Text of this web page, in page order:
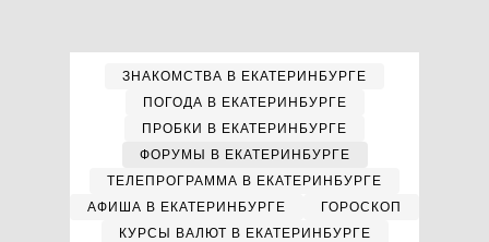
ЗНАКОМСТВА В ЕКАТЕРИНБУРГЕ
ПОГОДА В ЕКАТЕРИНБУРГЕ
ПРОБКИ В ЕКАТЕРИНБУРГЕ
ФОРУМЫ В ЕКАТЕРИНБУРГЕ
ТЕЛЕПРОГРАММА В ЕКАТЕРИНБУРГЕ
АФИША В ЕКАТЕРИНБУРГЕ
ГОРОСКОП
КУРСЫ ВАЛЮТ В ЕКАТЕРИНБУРГЕ